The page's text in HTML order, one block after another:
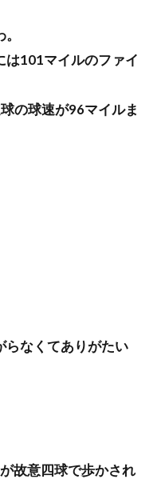
は101マイルのファイ
の球速が96マイルま
らなくてありがたい
故意四球で歩かされ